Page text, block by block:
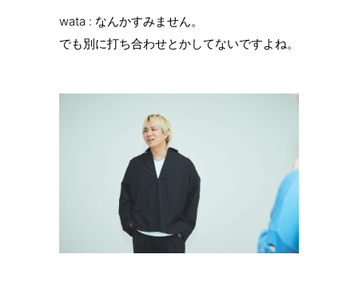
wata : なんかすみません。
でも別に打ち合わせとかしてないですよね。